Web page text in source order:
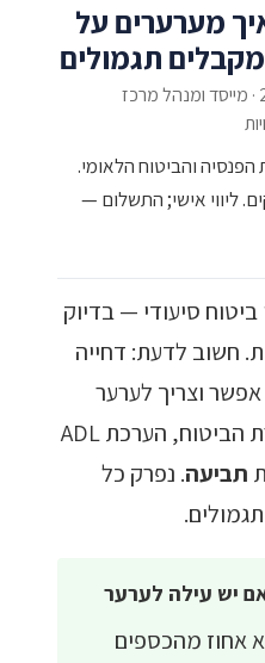
מערערים על
תגמולים
· מייסד ומנהל מרכז
והביטוח הלאומי.
ליווי אישי; התשלום —
סיעודי — בדיוק
חשוב לדעת: דחייה
אפשר וצריך לערער
עליה — דרך ערעור פנימי לחברת הביטוח, הערכת ADL
תביעה. נפרק כל
יש עילה לערער
אחוז מהכספים